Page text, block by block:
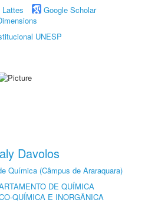
Lattes
Google Scholar
UNESP
Davolos
Química (Câmpus de Araraquara)
DE QUÍMICA
QUÍMICA E INORGÂNICA